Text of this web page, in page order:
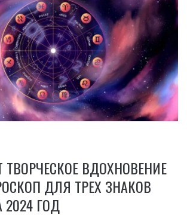
ВДОХНОВЕНИЕ
ДЛЯ ТРЕХ ЗНАКОВ
ГОД